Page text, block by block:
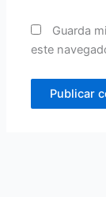
Guarda
este